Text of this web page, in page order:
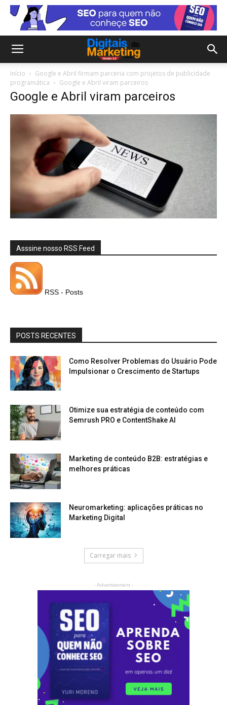
Início
Google e Abril firmam parceria com projetos de publicidade
programática
Google e Abril viram parceiros
Google e Abril viram parceiros
Asssine nosso RSS Feed
RSS - Posts
POSTS RECENTES
Como Resolver Problemas do Usuário Pode
Impulsionar o Crescimento de Startups
Otimize sua estratégia de conteúdo com
Semrush PRO e ContentShake AI
Marketing de conteúdo B2B: estratégias e
melhores práticas
Neuromarketing: aplicações práticas no
Marketing Digital
Carregar mais
- Advertisement -